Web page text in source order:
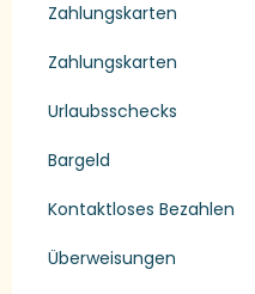
Zahlungskarten
Zahlungskarten
Urlaubsschecks
Bargeld
Kontaktloses Bezahlen
Überweisungen